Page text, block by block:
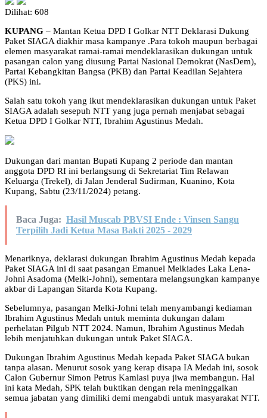
Dilihat: 608
KUPANG – Mantan Ketua DPD I Golkar NTT Deklarasi Dukung
Paket SIAGA diakhir masa kampanye .Para tokoh maupun berbagai
elemen masyarakat ramai-ramai mendeklarasikan dukungan untuk
pasangan calon yang diusung Partai Nasional Demokrat (NasDem),
Partai Kebangkitan Bangsa (PKB) dan Partai Keadilan Sejahtera
(PKS) ini.
Salah satu tokoh yang ikut mendeklarasikan dukungan untuk Paket
SIAGA adalah sesepuh NTT yang juga pernah menjabat sebagai
Ketua DPD I Golkar NTT, Ibrahim Agustinus Medah.
Dukungan dari mantan Bupati Kupang 2 periode dan mantan
anggota DPD RI ini berlangsung di Sekretariat Tim Relawan
Keluarga (Trekel), di Jalan Jenderal Sudirman, Kuanino, Kota
Kupang, Sabtu (23/11/2024) petang.
Baca Juga: Hasil Muscab PBVSI Ende : Vinsen Sangu
Terpilih Jadi Ketua Masa Bakti 2025 - 2029
Menariknya, deklarasi dukungan Ibrahim Agustinus Medah kepada
Paket SIAGA ini di saat pasangan Emanuel Melkiades Laka Lena-
Johni Asadoma (Melki-Johni), sementara melangsungkan kampanye
akbar di Lapangan Sitarda Kota Kupang.
Sebelumnya, pasangan Melki-Johni telah menyambangi kediaman
Ibrahim Agustinus Medah untuk meminta dukungan dalam
perhelatan Pilgub NTT 2024. Namun, Ibrahim Agustinus Medah
lebih menjatuhkan dukungan untuk Paket SIAGA.
Dukungan Ibrahim Agustinus Medah kepada Paket SIAGA bukan
tanpa alasan. Menurut sosok yang kerap disapa IA Medah ini, sosok
Calon Gubernur Simon Petrus Kamlasi puya jiwa membangun. Hal
ini kata Medah, SPK telah buktikan dengan rela meninggalkan
semua jabatan yang dimiliki demi mengabdi untuk masyarakat NTT.